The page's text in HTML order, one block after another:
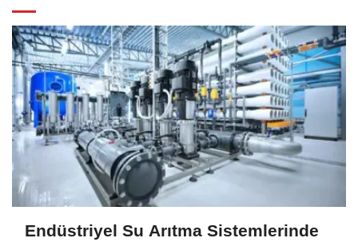
Endüstriyel Su Arıtma Sistemlerinde